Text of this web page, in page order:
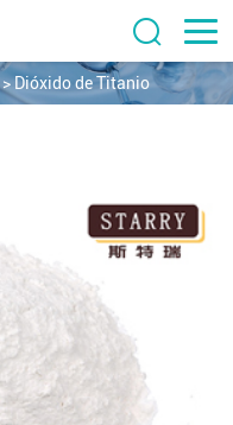
>Dióxido de Titanio